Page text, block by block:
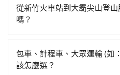
行進站、現場購票並於月台排
坐10~12分鐘（平均10分）的
抵達大霸尖山登山服務站 (苗
程加上轉車時間共1小時32分
時不需要閉目養神（因為要自
當天就要來回，那在新竹路邊
火車站到大霸尖山登山服務站
$1,300~1,850（金額差異來自
從新竹火車站到大霸尖山登
嗎？
灣大車隊、Uber、Line Taxi
到車，也可考慮打電話至新竹
包車、計程車、大眾運輸 (如
該怎麼選？